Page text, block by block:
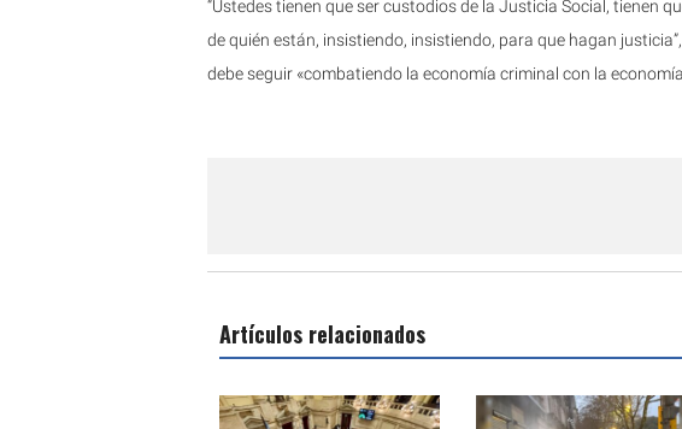
“Ustedes tienen que ser custodios de la Justicia Social, tienen
de quién están, insistiendo, insistiendo, para que hagan
debe seguir «combatiendo la economía criminal con la
Artículos relacionados